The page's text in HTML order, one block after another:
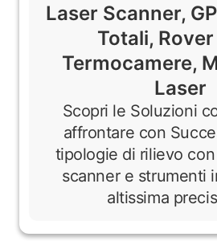
Laser Scanner,
Totali, Rover
Termocamere,
Laser
Scopri le Soluzioni
affrontare con
tipologie di rilievo
scanner e strumenti
altissima